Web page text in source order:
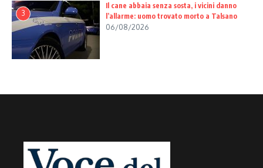
3
Il cane abbaia senza sosta, i vicini danno
l’allarme: uomo trovato morto a Talsano
06/08/2026